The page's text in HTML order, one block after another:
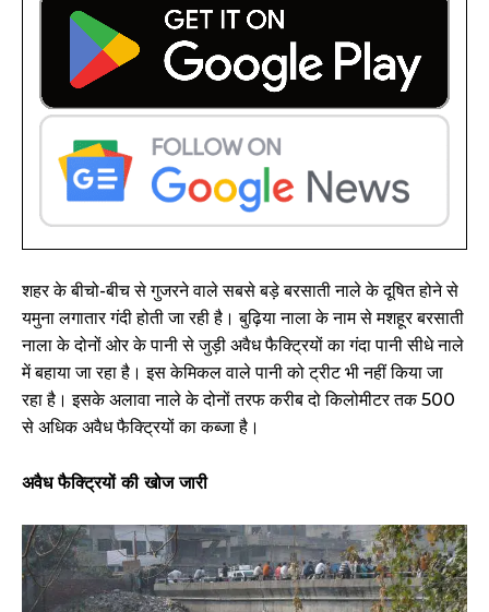
शहर के बीचो-बीच से गुजरने वाले सबसे बड़े बरसाती नाले के दूषित होने से
यमुना लगातार गंदी होती जा रही है। बुढ़िया नाला के नाम से मशहूर बरसाती
नाला के दोनों ओर के पानी से जुड़ी अवैध फैक्ट्रियों का गंदा पानी सीधे नाले
में बहाया जा रहा है। इस केमिकल वाले पानी को ट्रीट भी नहीं किया जा
रहा है। इसके अलावा नाले के दोनों तरफ करीब दो किलोमीटर तक 500
से अधिक अवैध फैक्ट्रियों का कब्जा है।
अवैध फैक्ट्रियों की खोज जारी